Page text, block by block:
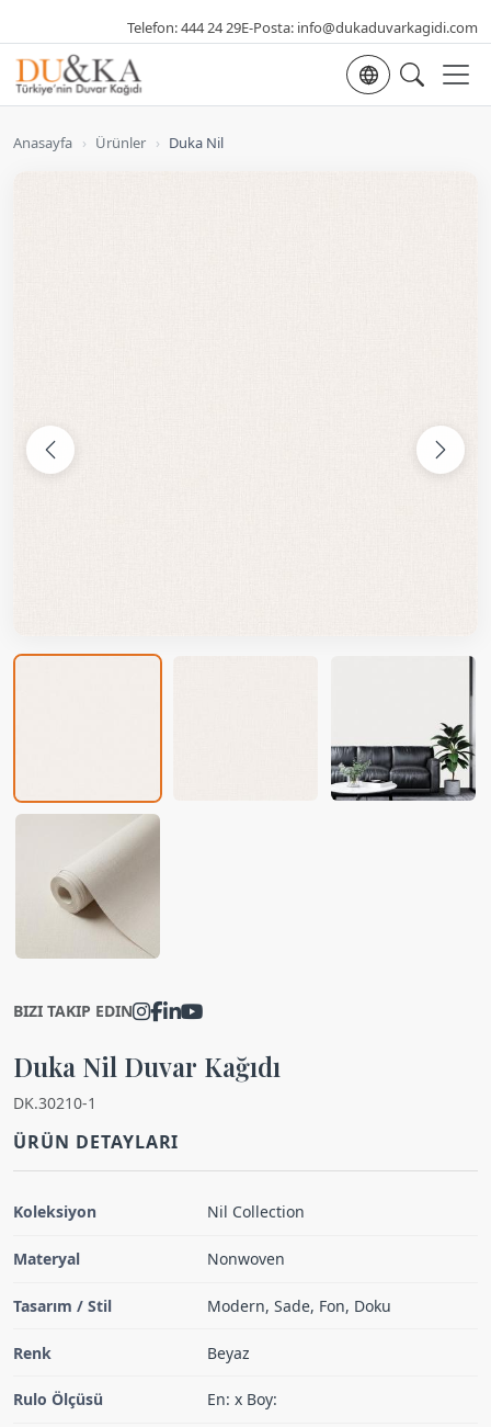
Telefon:444 24 29E-Posta: info@dukaduvarkagidi.com
Dil seçimi
Anasayfa › Ürünler › Duka Nil
BIZI TAKIP EDIN
Duka Nil Duvar Kağıdı
DK.30210-1
ÜRÜN DETAYLARI
Koleksiyon Nil Collection
Materyal Nonwoven
Tasarım / Stil Modern, Sade, Fon, Doku
Renk Beyaz
Rulo Ölçüsü En: x Boy: